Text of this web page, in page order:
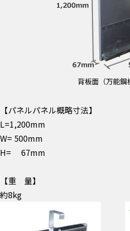
背板面（万能鋼
【パネルパネル概略寸法】
L=1,200mm
W= 500mm
H= 67mm
【重 量】
約8kg